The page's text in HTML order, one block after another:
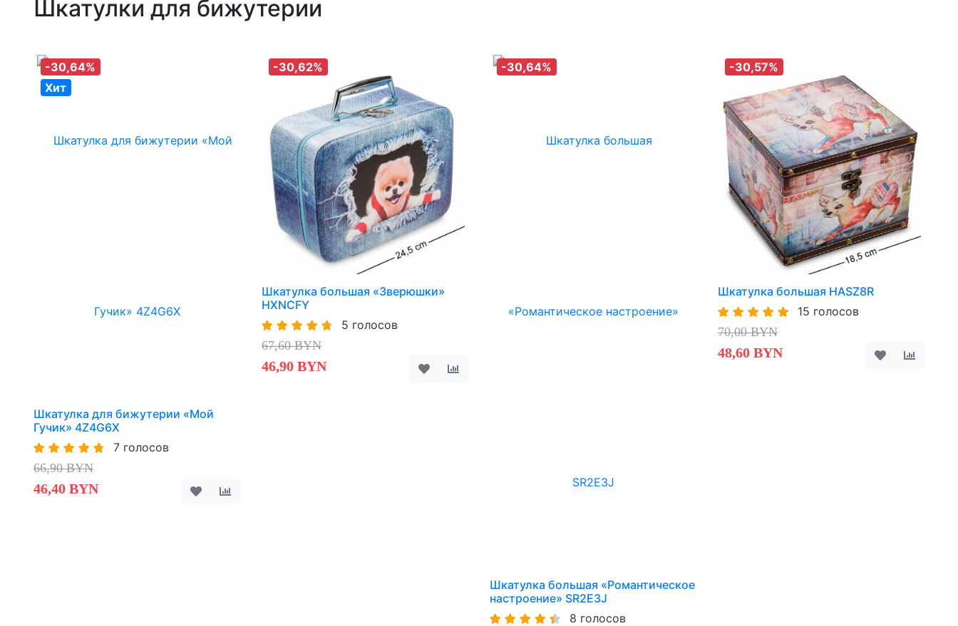
Шкатулки для бижутерии
-30,64%
Хит
Шкатулка для бижутерии «Мой
Гучик» 4Z4G6X
7 голосов
66,90 BYN
46,40 BYN
-30,62%
Шкатулка большая «Зверюшки»
HXNCFY
5 голосов
67,60 BYN
46,90 BYN
-30,64%
Шкатулка большая «Романтическое
настроение» SR2E3J
8 голосов
-30,57%
Шкатулка большая HASZ8R
15 голосов
70,00 BYN
48,60 BYN